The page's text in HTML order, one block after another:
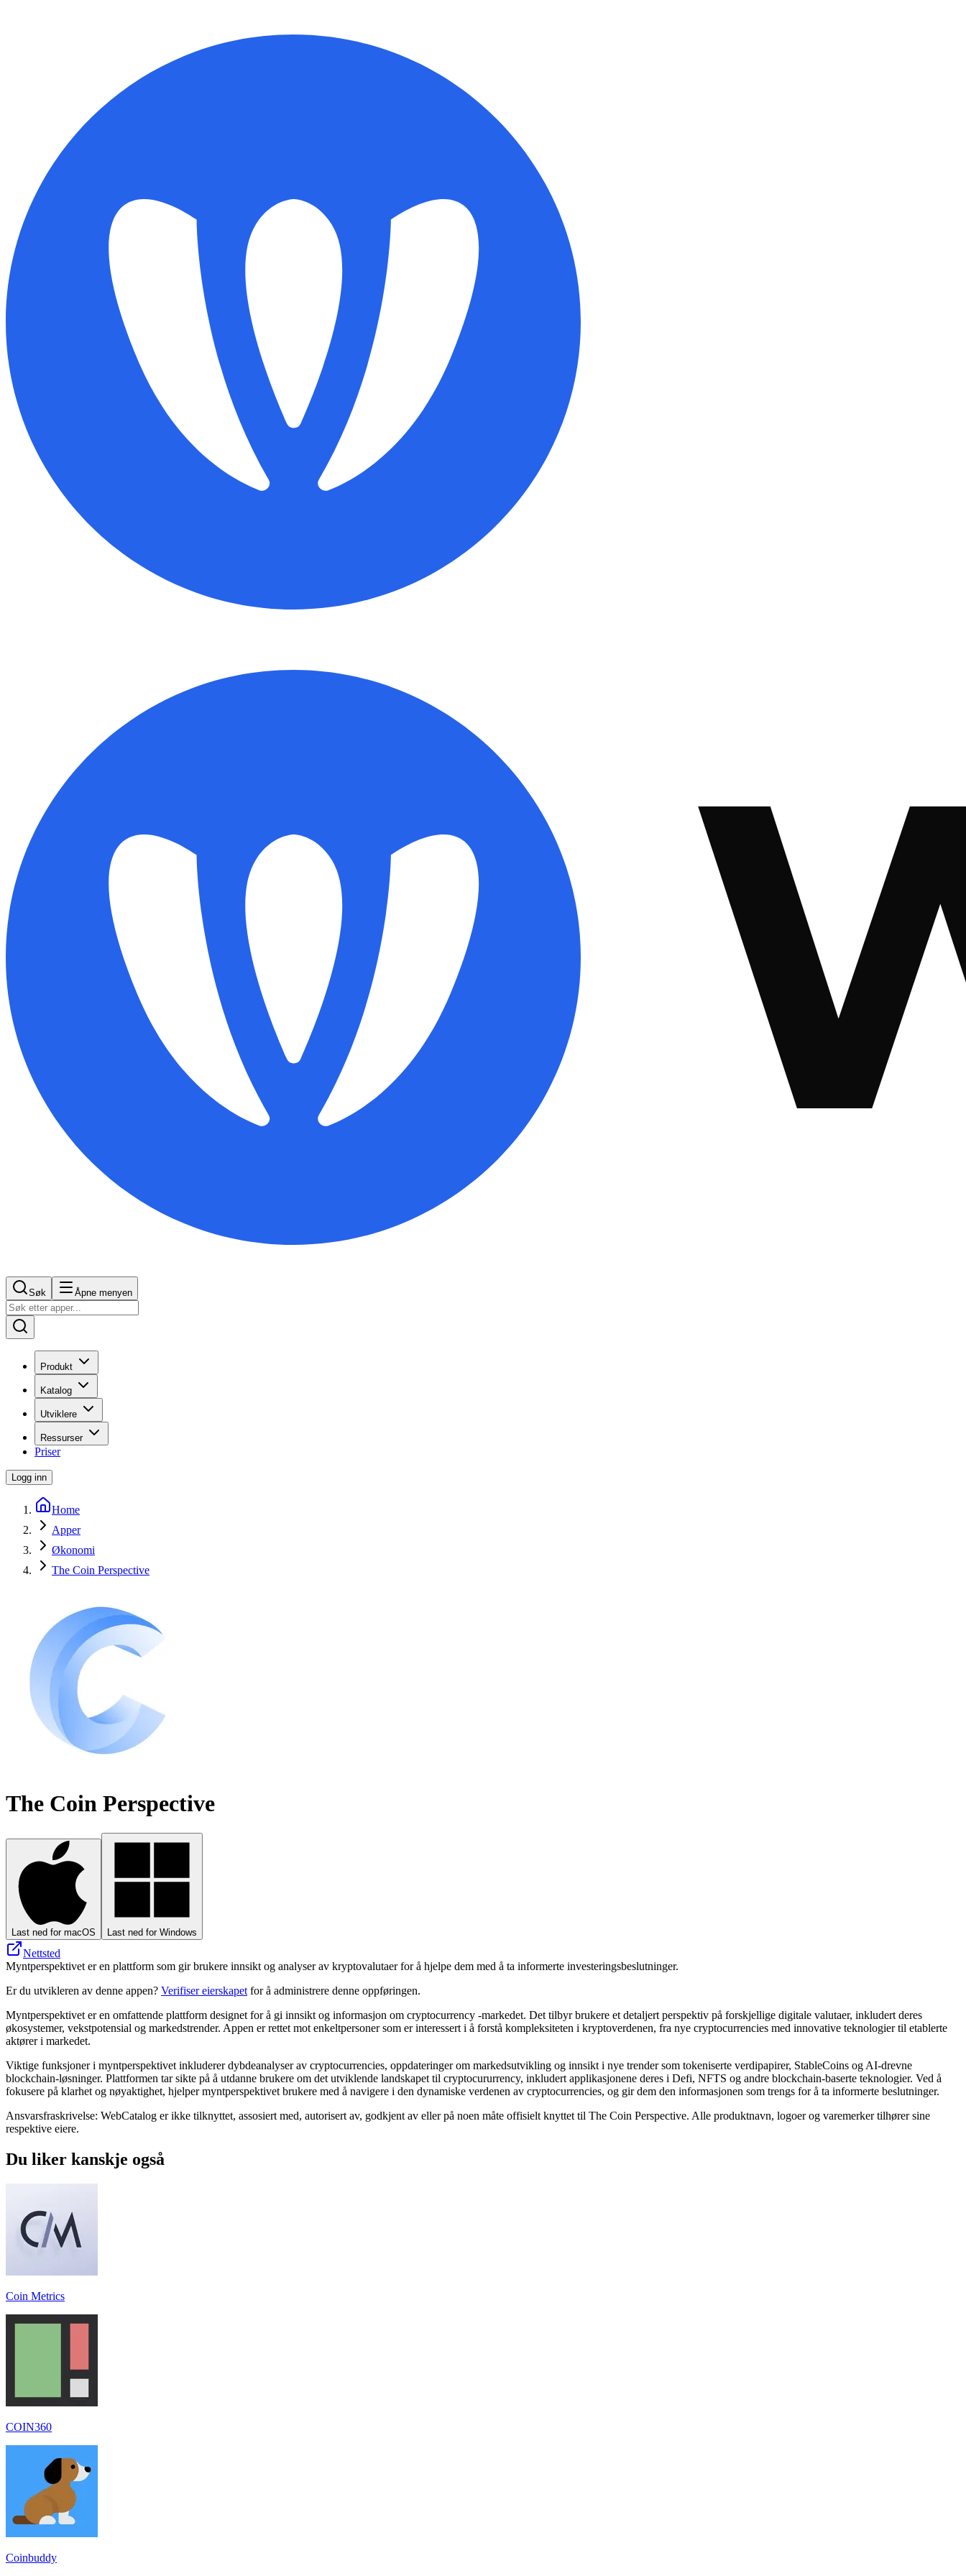
Søk Åpne menyen
Produkt
Katalog
Utviklere
Ressurser
Priser
Logg inn
Home
Apper
Økonomi
The Coin Perspective
The Coin Perspective
Last ned for macOS Last ned for Windows
Nettsted
Myntperspektivet er en plattform som gir brukere innsikt og analyser av kryptovalutaer for å hjelpe dem med å ta informerte investeringsbeslutninger.
Er du utvikleren av denne appen? Verifiser eierskapet for å administrere denne oppføringen.
Myntperspektivet er en omfattende plattform designet for å gi innsikt og informasjon om cryptocurrency -markedet. Det tilbyr brukere et detaljert perspektiv på forskjellige digitale valutaer, inkludert deres
økosystemer, vekstpotensial og markedstrender. Appen er rettet mot enkeltpersoner som er interessert i å forstå kompleksiteten i kryptoverdenen, fra nye cryptocurrencies med innovative teknologier til etablerte
aktører i markedet.
Viktige funksjoner i myntperspektivet inkluderer dybdeanalyser av cryptocurrencies, oppdateringer om markedsutvikling og innsikt i nye trender som tokeniserte verdipapirer, StableCoins og AI-drevne
blockchain-løsninger. Plattformen tar sikte på å utdanne brukere om det utviklende landskapet til cryptocururrency, inkludert applikasjonene deres i Defi, NFTS og andre blockchain-baserte teknologier. Ved å
fokusere på klarhet og nøyaktighet, hjelper myntperspektivet brukere med å navigere i den dynamiske verdenen av cryptocurrencies, og gir dem den informasjonen som trengs for å ta informerte beslutninger.
Ansvarsfraskrivelse: WebCatalog er ikke tilknyttet, assosiert med, autorisert av, godkjent av eller på noen måte offisielt knyttet til The Coin Perspective. Alle produktnavn, logoer og varemerker tilhører sine
respektive eiere.
Du liker kanskje også
Coin Metrics
COIN360
Coinbuddy